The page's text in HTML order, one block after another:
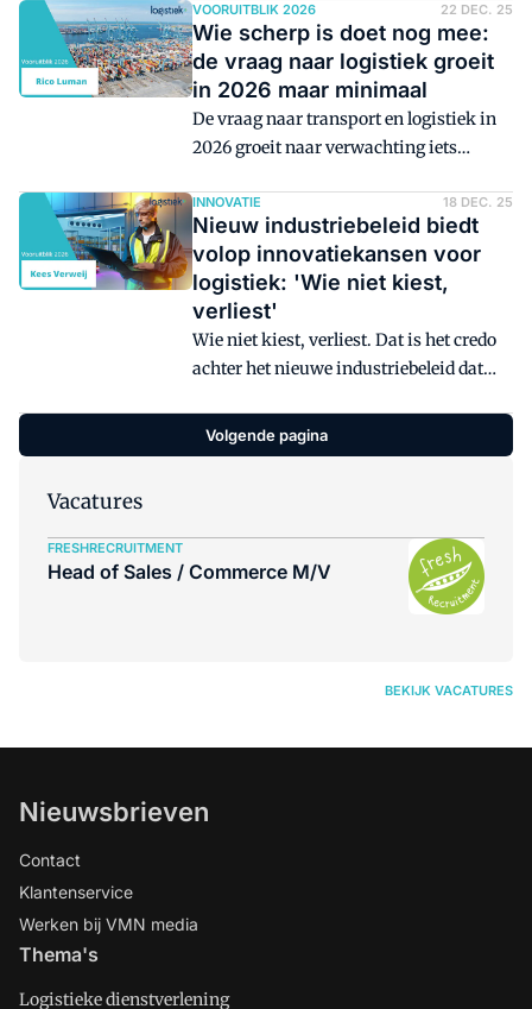
worden uitgeoefend, en dat - in mijn
optiek - mede bepalend kan worden
voor het succes van logistieke
organisaties in 2026: juridische
compliance.
VOORUITBLIK 2026 22 DEC. 25
Wie scherp is doet nog mee:
de vraag naar logistiek groeit
in 2026 maar minimaal
De vraag naar transport en logistiek in
2026 groeit naar verwachting iets
ondernemers in transport en logistiek
blijft het belangrijk om scherp te sturen.
INNOVATIE 18 DEC. 25
Nieuw industriebeleid biedt
volop innovatiekansen voor
logistiek: 'Wie niet kiest,
verliest'
Wie niet kiest, verliest. Dat is het credo
achter het nieuwe industriebeleid dat
aan Nederland presenteerde. In de
Kamerbrief heet het: "In een wereld waar
Volgende pagina
Vacatures
FRESHRECRUITMENT
Head of Sales / Commerce M/V
BEKIJK VACATURES
Nieuwsbrieven
Contact
Klantenservice
Werken bij VMN media
Thema's
Logistieke dienstverlening